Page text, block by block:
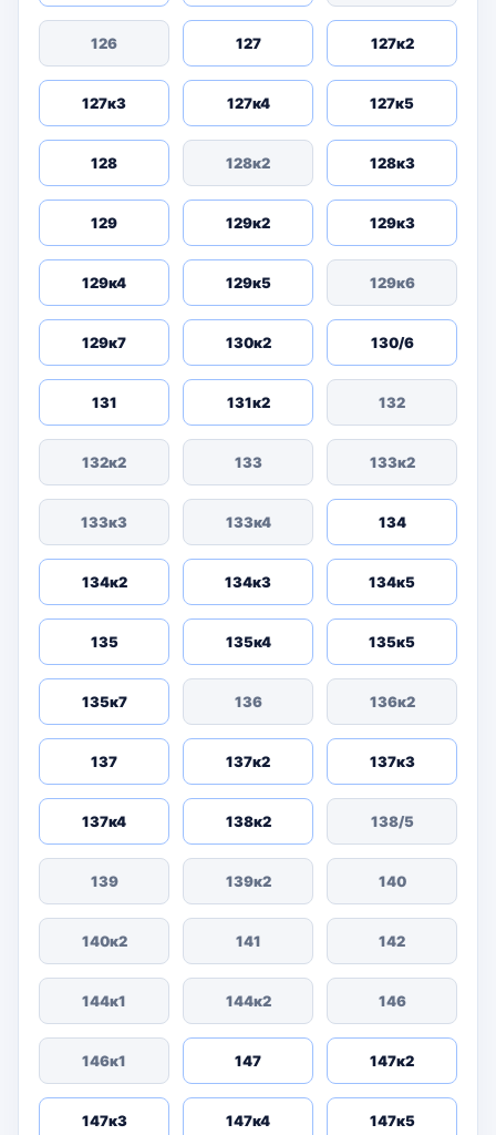
126 127 127к2
127к3 127к4 127к5
128 128к2 128к3
129 129к2 129к3
129к4 129к5 129к6
129к7 130к2 130/6
131 131к2 132
132к2 133 133к2
133к3 133к4 134
134к2 134к3 134к5
135 135к4 135к5
135к7 136 136к2
137 137к2 137к3
137к4 138к2 138/5
139 139к2 140
140к2 141 142
144к1 144к2 146
146к1 147 147к2
147к3 147к4 147к5